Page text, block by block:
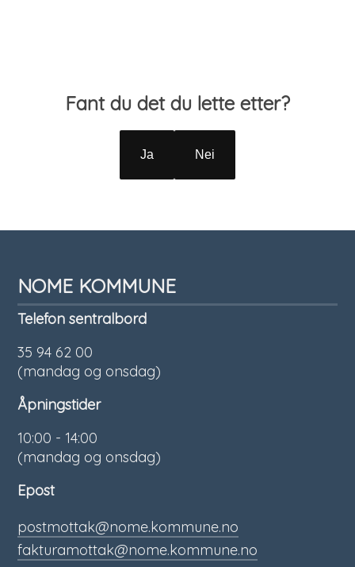
Tilbakemelding
Fant du det du lette etter?
Ja Nei
NOME KOMMUNE
Telefon sentralbord
35 94 62 00
(mandag og onsdag)
Åpningstider
10:00 - 14:00
(mandag og onsdag)
Epost
postmottak@nome.kommune.no
fakturamottak@nome.kommune.no